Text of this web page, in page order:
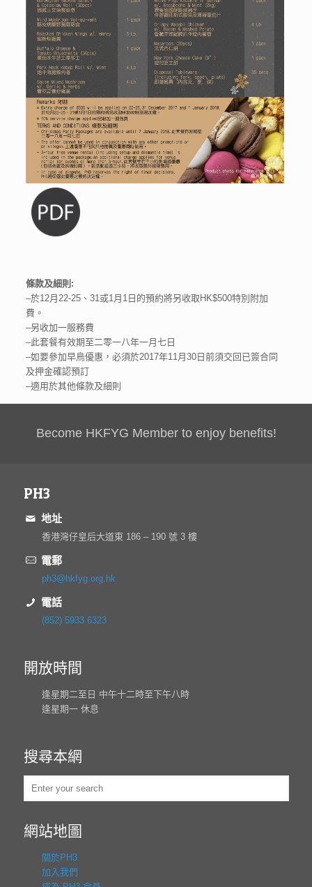
條款及細則:
–於12月22-25、31或1月1日的預約將另收取HK$500特別附加
費。
–另收加一服務費
–此套餐有效期至二零一八年一月七日
–如要參加早鳥優惠，必須於2017年11月30日前須交回已簽合同
及押金確認預訂
–適用於其他條款及細則
Become HKFYG Member to enjoy benefits!
PH3
地址
香港灣仔皇后大道東 186 – 190 號 3 樓
電郵
ph3@hkfyg.org.hk
電話
(852) 5933 6323
開放時間
逢星期二至日 中午十二時至下午八時
逢星期一 休息
搜尋本網
網站地圖
關於PH3
加入我們